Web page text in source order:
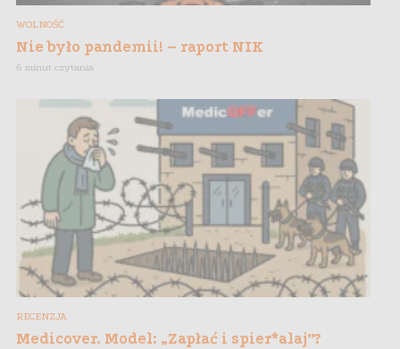
WOLNOŚĆ
Nie było pandemii! – raport NIK
6 minut czytania
RECENZJA
Medicover. Model: „Zapłać i spier*alaj”?